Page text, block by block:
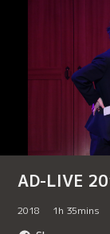
AD-LIVE
2018 1h 35mins